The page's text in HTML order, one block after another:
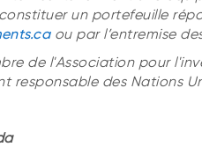
un portefeuille
ou par l’entremise
de l'Association pour
responsable des Nations